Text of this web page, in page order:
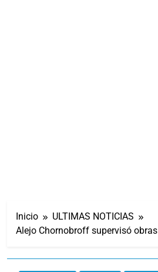
Inicio
ULTIMAS NOTICIAS
Alejo Chornobroff supervisó obras